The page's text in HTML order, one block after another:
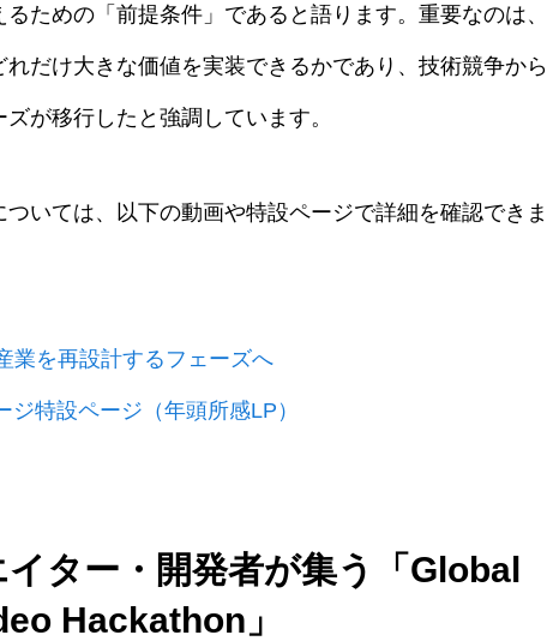
ための「前提条件」であると語ります。重要なのは、
だけ大きな価値を実装できるかであり、技術競争から
が移行したと強調しています。
いては、以下の動画や特設ページで詳細を確認できま
業を再設計するフェーズへ
特設ページ（年頭所感LP）
ター・開発者が集う「Global
Hackathon」